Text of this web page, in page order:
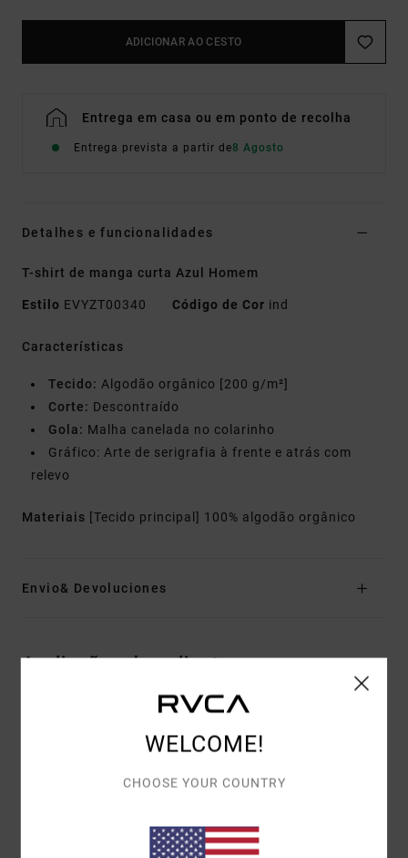
ADICIONAR AO CESTO
Entrega em casa ou em ponto de recolha
Entrega prevista a partir de8 Agosto
Detalhes e funcionalidades
T-shirt de manga curta Azul Homem
Estilo EVYZT00340 Código de Cor ind
Características
Tecido: Algodão orgânico [200 g/m²]
Corte: Descontraído
Gola: Malha canelada no colarinho
Gráfico: Arte de serigrafia à frente e atrás com
relevo
Materiais [Tecido principal] 100% algodão orgânico
Envio& Devoluciones
Avaliações dos clientes
5.0/5
1 AVALIAÇÕES VERIFICADAS
2026
WELCOME!
CHOOSE YOUR COUNTRY